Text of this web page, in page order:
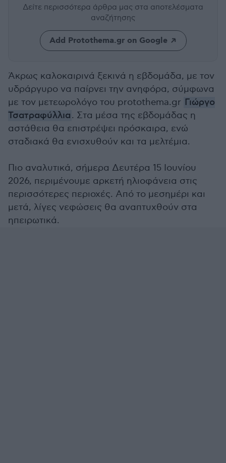
Δείτε περισσότερα άρθρα μας στα αποτελέσματα
αναζήτησης
Add Protothema.gr on Google
Άκρως καλοκαιρινά ξεκινά η εβδομάδα, με τον
υδράργυρο να παίρνει την ανηφόρα, σύμφωνα
με τον μετεωρολόγο του protothema.gr Γιώργο
Τσατραφύλλια. Στα μέσα της εβδομάδας η
αστάθεια θα επιστρέψει πρόσκαιρα, ενώ
σταδιακά θα ενισχυθούν και τα μελτέμια.
Πιο αναλυτικά, σήμερα Δευτέρα 15 Ιουνίου
2026, περιμένουμε αρκετή ηλιοφάνεια στις
περισσότερες περιοχές. Από το μεσημέρι και
μετά, λίγες νεφώσεις θα αναπτυχθούν στα
ηπειρωτικά.